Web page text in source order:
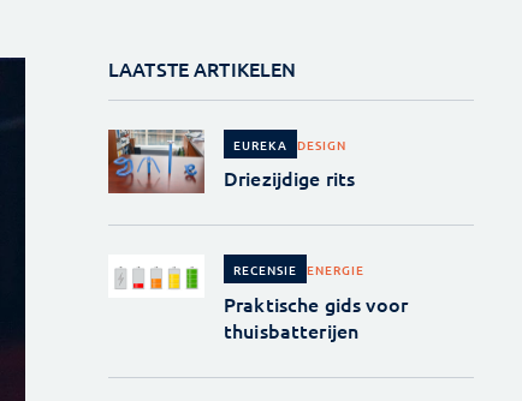
LAATSTE ARTIKELEN
EUREKA DESIGN
Driezijdige rits
RECENSIE ENERGIE
Praktische gids voor
thuisbatterijen